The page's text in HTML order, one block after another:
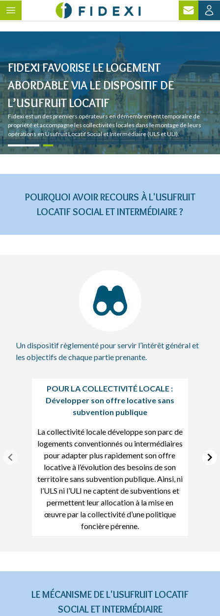
FIDEXI FAVORISE LE LOGEMENT
ABORDABLE VIA LE DISPOSITIF DE
L’USUFRUIT LOCATIF
Fidexi est un des premiers opérateurs en démembrement temporaire de
propriété et accompagne les collectivités locales dans le montage de leurs
opérations en Usufruit Locatif Social et Intermédiaire (ULS et ULI).
POURQUOI AVOIR RECOURS À L'USUFRUIT
LOCATIF SOCIAL ET INTERMÉDIAIRE ?
Un dispositif règlementé pour servir l’intérêt général et
les objectifs de chaque partie prenante.
POUR LA COLLECTIVITÉ LOCALE :
Développer son offre locative sans
subvention publique
La collectivité locale développe son parc de
logements conventionnés ou intermédiaires
pour adapter plus rapidement son offre
locative à l’évolution des besoins de son
territoire sans subvention publique. Ainsi, ni
l’ULS ni l’ULI ne captent de subventions et
permettent leur allocation à la mise en
œuvre par la collectivité d’une politique
foncière pérenne.
LE MÉCANISME DE L'USUFRUIT LOCATIF
SOCIAL ET INTERMÉDIAIRE